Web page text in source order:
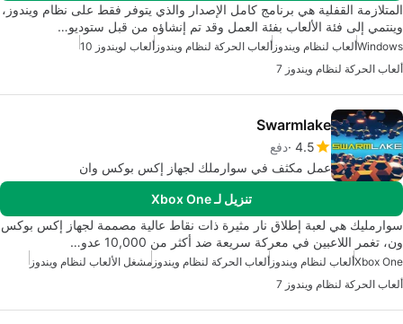
المتلازمة القفلية هي برنامج كامل الإصدار والذي يتوفر فقط على نظام ويندوز،
وينتمي إلى فئة الألعاب بفئة العمل وقد تم إنشاؤه من قبل ستوديو…
Windowsألعاب لنظام ويندوز ألعاب الحركة لنظام ويندوز ألعاب لويندوز 10
ألعاب الحركة لنظام ويندوز 7
Swarmlake
4.5 دفع
عمل مكثف في سوارملك لجهاز إكس بوكس وان
تنزيل لـ Xbox One
سوارمليك هي لعبة إطلاق نار مثيرة ذات نقاط عالية مصممة لجهاز إكس بوكس
ون، تغمر اللاعبين في معركة سريعة ضد أكثر من 10,000 عدو…
Xbox Oneألعاب لنظام ويندوز ألعاب الحركة لنظام ويندوز مشغل الألعاب لنظام ويندوز
ألعاب الحركة لنظام ويندوز 7